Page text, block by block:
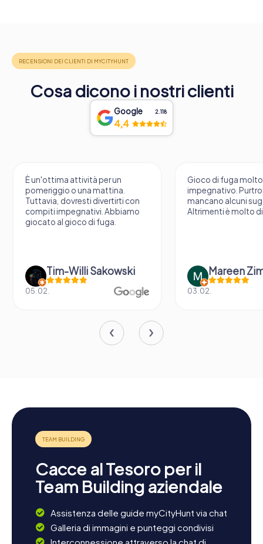
Cosa dicono i nostri clienti
Google 2.118
4,4
È un'ottima attività per un
pomeriggio o una mattina.
Tuttavia, dovresti divertirti con
compiti impegnativi. Abbiamo
giocato al gioco di fuga.
Tim-Willi Sakowski
05.02.
Gioco di fuga molto
impegnativo.
mancano alcuni
Altrimenti è molto
Mareen
03.02.
Cacce al Tesoro per il
Team Building aziendale
Assistenza delle guide myCityHunt via chat
Galleria di immagini e punteggi condivisi